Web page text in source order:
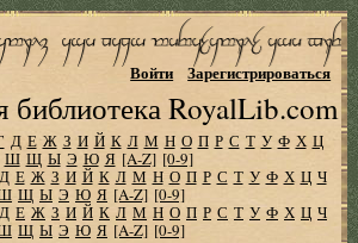
библиотека RoyalLib.com
Войти Зарегистрироваться
Д Е Ж З И Й К Л М Н О П Р С Т У Ф Х Ц
Ш Щ Ы Э Ю Я [A-Z] [0-9]
Д Е Ж З И Й К Л М Н О П Р С Т У Ф Х Ц Ч
Щ Ы Э Ю Я [A-Z] [0-9]
Д Е Ж З И Й К Л М Н О П Р С Т У Ф Х Ц Ч
Щ Ы Э Ю Я [A-Z] [0-9]